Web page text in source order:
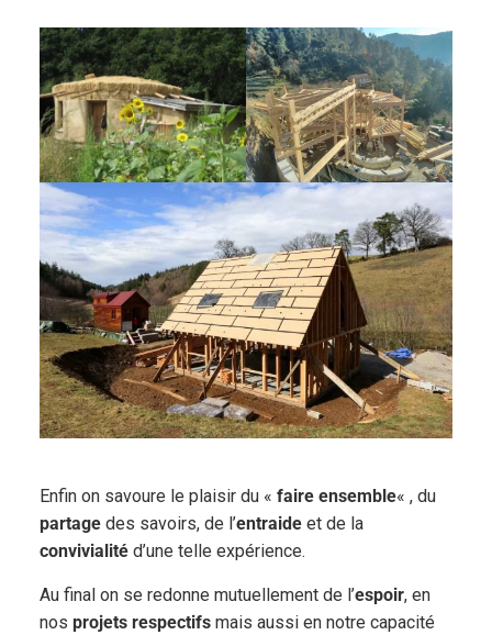
Enfin on savoure le plaisir du « faire ensemble« , du
partagedes savoirs, de l’entraideet de la
convivialitéd’une telle expérience.
Au final on se redonne mutuellement de l’espoir, en
nos projets respectifsmais aussi en notre capacité